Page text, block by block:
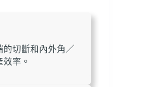
的切斷和內外角／
率。